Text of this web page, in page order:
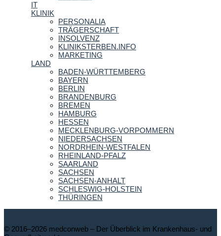
IT
KLINIK
PERSONALIA
TRÄGERSCHAFT
INSOLVENZ
KLINIKSTERBEN.INFO
MARKETING
LAND
BADEN-WÜRTTEMBERG
BAYERN
BERLIN
BRANDENBURG
BREMEN
HAMBURG
HESSEN
MECKLENBURG-VORPOMMERN
NIEDERSACHSEN
NORDRHEIN-WESTFALEN
RHEINLAND-PFALZ
SAARLAND
SACHSEN
SACHSEN-ANHALT
SCHLESWIG-HOLSTEIN
THÜRINGEN
© 2016–2026 medconweb – Der Überblick im Krankenhaus- und